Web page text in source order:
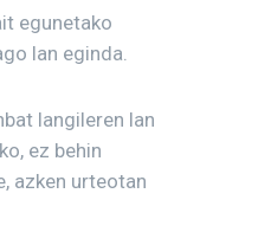
egunetako
lan eginda.
langileren lan
ez behin
azken urteotan